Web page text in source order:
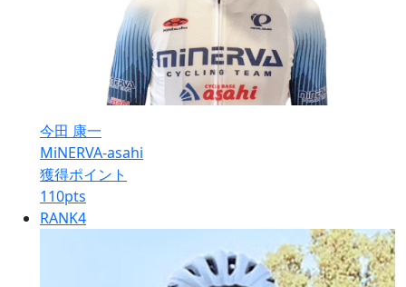
今田 康一
MiNERVA-asahi
獲得ポイント
110pts
RANK4